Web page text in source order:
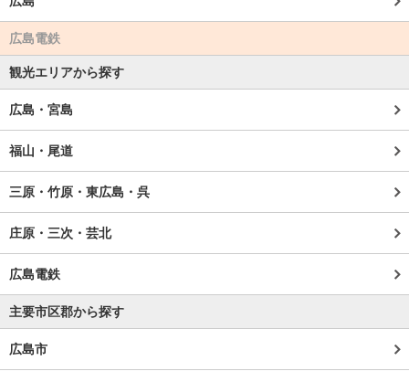
広島電鉄
観光エリアから探す
広島・宮島
福山・尾道
三原・竹原・東広島・呉
庄原・三次・芸北
広島電鉄
主要市区郡から探す
広島市